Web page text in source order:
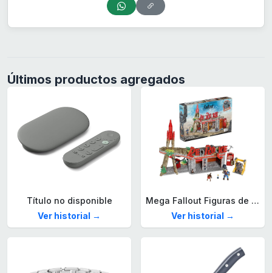
Últimos productos agregados
Título no disponible
Ver historial →
Mega Fallout Figuras de acción y Juguetes de construcción, Parada de Camiones Red Rocket con 824 Piezas, 2 Personajes articulados y Accesorios, para coleccionistas, HXT00
Ver historial →